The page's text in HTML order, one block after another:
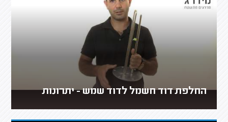
החלפת דוד חשמל לדוד שמש - יתרונות